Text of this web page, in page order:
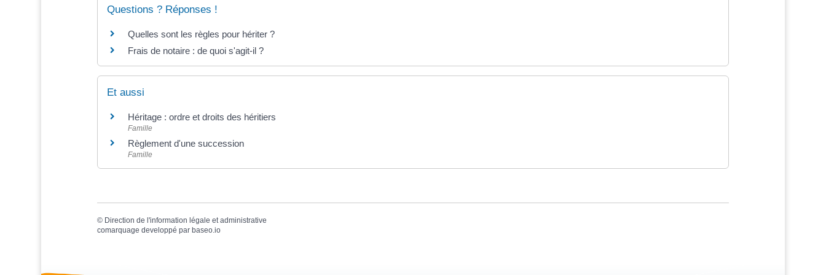
Questions ? Réponses !
Quelles sont les règles pour hériter ?
Frais de notaire : de quoi s'agit-il ?
Et aussi
Héritage : ordre et droits des héritiers
Famille
Règlement d'une succession
Famille
© Direction de l'information légale et administrative
comarquage developpé par baseo.io